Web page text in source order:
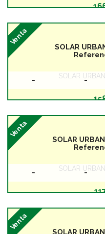
Dormitorios
SOLAR
SOLAR
Venta
- -
SOLAR
SOLAR
Venta
- -
SOLAR
Venta